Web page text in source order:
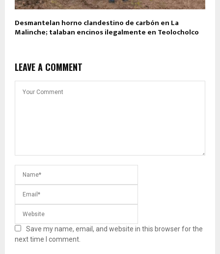
Desmantelan horno clandestino de carbón en La
Malinche; talaban encinos ilegalmente en Teolocholco
LEAVE A COMMENT
Save my name, email, and website in this browser for the
next time I comment.